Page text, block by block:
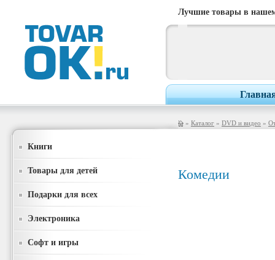
Лучшие товары в
» Каталог » DVD и видео »
Книги
Товары для детей
Подарки для всех
Электроника
Софт и игры
Комедии